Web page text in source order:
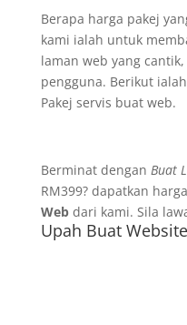
Berapa harga pakej
kami ialah untuk
laman web yang
pengguna. Berikut
Pakej servis buat web.
Berminat dengan Buat
RM399? dapatkan
Webdari kami. Sila
Upah Buat Website